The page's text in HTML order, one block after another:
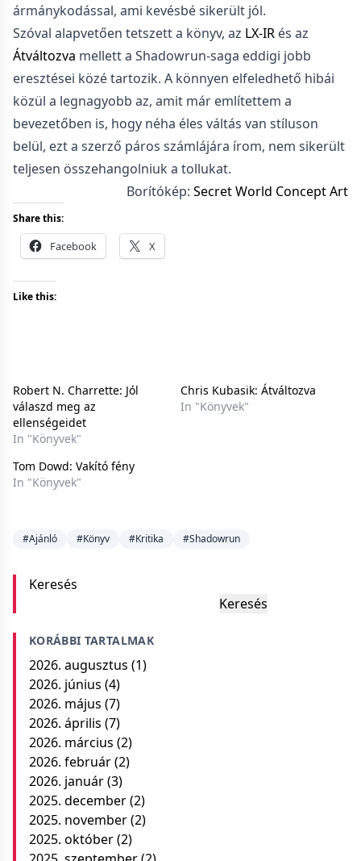
ármánykodással, ami kevésbé sikerült jól.
Szóval alapvetően tetszett a könyv, az LX-IR és az
Átváltozva mellett a Shadowrun-saga eddigi jobb
eresztései közé tartozik. A könnyen elfeledhető hibái
közül a legnagyobb az, amit már említettem a
bevezetőben is, hogy néha éles váltás van stíluson
belül, ezt a szerző páros számlájára írom, nem sikerült
teljesen összehangolniuk a tollukat.
Borítókép: Secret World Concept Art
Share this:
Facebook X
Like this:
Robert N. Charrette: Jól ​
válaszd meg az
ellenségeidet
In "Könyvek"
Chris Kubasik: Átváltozva
In "Könyvek"
Tom Dowd: Vakító fény
In "Könyvek"
#Ajánló #Könyv #Kritika #Shadowrun
Keresés
Keresés
KORÁBBI TARTALMAK
2026. augusztus (1)
2026. június (4)
2026. május (7)
2026. április (7)
2026. március (2)
2026. február(2)
2026. január(3)
2025. december(2)
2025. november(2)
2025. október(2)